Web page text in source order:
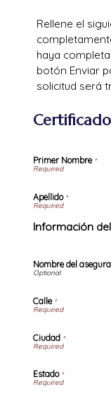
Rellene el
haya
botón Enviar
solicitud será
Primer Nombre *
Apellido*
Información
Nombre del
Calle*
Ciudad*
Estado*